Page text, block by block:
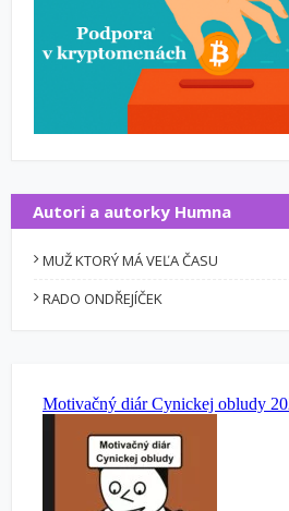
Autori a autorky Humna
MUŽ KTORÝ MÁ VEĽA ČASU
RADO ONDŘEJÍČEK